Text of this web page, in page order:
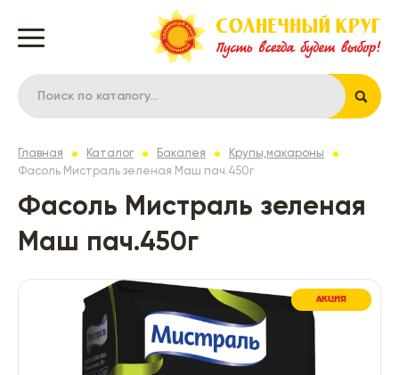
Главная Каталог Бакалея
Крупы,макароны
Фасоль Мистраль зеленая Маш пач.450г
Фасоль Мистраль зеленая
Маш пач.450г
АКЦИЯ